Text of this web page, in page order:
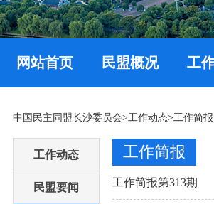
网站首页 民盟概况 工
中国民主同盟长沙委员会>工作动态>工作简报
工作动态
民盟要闻
工作简报
工作简报第313期